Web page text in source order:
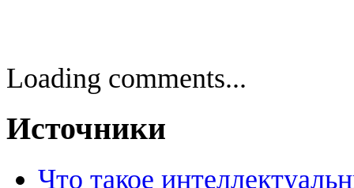
Loading comments...
Источники
Что такое